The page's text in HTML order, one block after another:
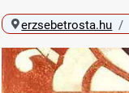
erzsebetrosta.hu